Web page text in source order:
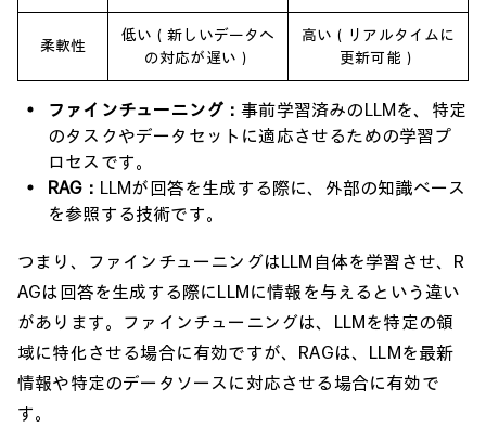
柔軟性
低い（新しいデータへ
の対応が遅い）
高い（リアルタイムに
更新可能）
ファインチューニング：事前学習済みのLLMを、特定
のタスクやデータセットに適応させるための学習プ
ロセスです。
RAG： LLMが回答を生成する際に、外部の知識ベース
を参照する技術です。
つまり、ファインチューニングはLLM自体を学習させ、R
AGは回答を生成する際にLLMに情報を与えるという違い
があります。ファインチューニングは、LLMを特定の領
域に特化させる場合に有効ですが、RAGは、LLMを最新
情報や特定のデータソースに対応させる場合に有効で
す。